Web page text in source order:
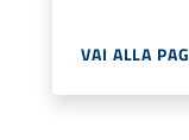
VAI ALLA